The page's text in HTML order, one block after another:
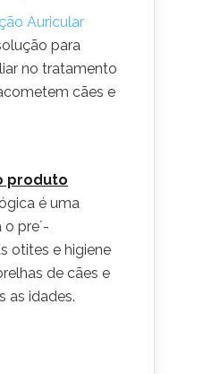
Auricular
para
no tratamento
cães e
produto
é uma
o pre´-
otites e higiene
de cães e
as idades.